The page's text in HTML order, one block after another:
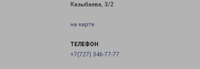
Казыбаева, 3/2
на карте
ТЕЛЕФОН
+7(727) 346-77-77